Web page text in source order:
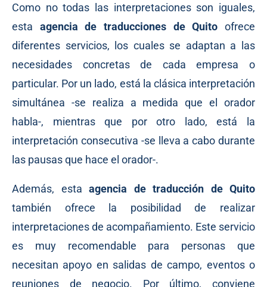
Como no todas las interpretaciones son iguales,
esta agencia de traducciones de Quito ofrece
diferentes servicios, los cuales se adaptan a las
necesidades concretas de cada empresa o
particular. Por un lado, está la clásica interpretación
simultánea -se realiza a medida que el orador
habla-, mientras que por otro lado, está la
interpretación consecutiva -se lleva a cabo durante
las pausas que hace el orador-.
Además, esta agencia de traducción de Quito
también ofrece la posibilidad de realizar
interpretaciones de acompañamiento. Este servicio
es muy recomendable para personas que
necesitan apoyo en salidas de campo, eventos o
reuniones de negocio. Por último, conviene